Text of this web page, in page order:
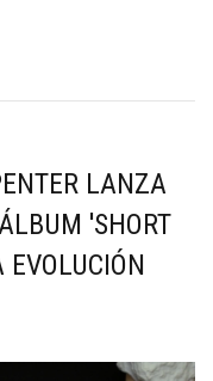
LANZA
'SHORT
EVOLUCIÓN